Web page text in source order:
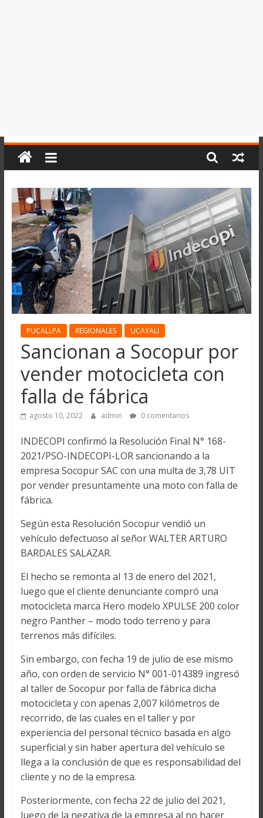
PUCALLPA REGIONALES UCAYALI
Sancionan a Socopur por
vender motocicleta con
falla de fábrica
agosto 10, 2022 admin 0 comentarios
INDECOPI confirmó la Resolución Final N° 168-
2021/PSO-INDECOPI-LOR sancionando a la
empresa Socopur SAC con una multa de 3,78 UIT
por vender presuntamente una moto con falla de
fábrica.
Según esta Resolución Socopur vendió un
vehículo defectuoso al señor WALTER ARTURO
BARDALES SALAZAR.
El hecho se remonta al 13 de enero del 2021,
luego que el cliente denunciante compró una
motocicleta marca Hero modelo XPULSE 200 color
negro Panther – modo todo terreno y para
terrenos más difíciles.
Sin embargo, con fecha 19 de julio de ese mismo
año, con orden de servicio N° 001-014389 ingresó
al taller de Socopur por falla de fábrica dicha
motocicleta y con apenas 2,007 kilómetros de
recorrido, de las cuales en el taller y por
experiencia del personal técnico basada en algo
superficial y sin haber apertura del vehículo se
llega a la conclusión de que es responsabilidad del
cliente y no de la empresa.
Posteriormente, con fecha 22 de julio del 2021,
luego de la negativa de la empresa al no hacer